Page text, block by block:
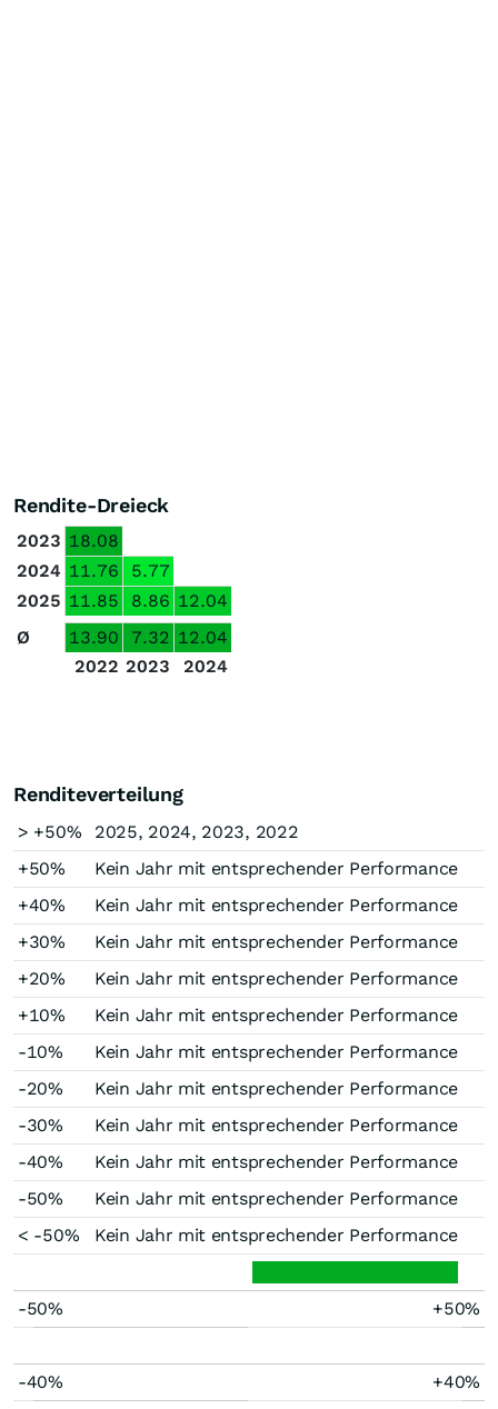
Rendite-Dreieck
2023 18.08
2024 11.76
5.77
2025 11.85 8.86 12.04
Ø
13.90 7.32 12.04
2022 2023 2024
Renditeverteilung
> +50%
2025, 2024, 2023, 2022
+50%
Kein Jahr mit entsprechender Performance
+40%
Kein Jahr mit entsprechender Performance
+30%
Kein Jahr mit entsprechender Performance
+20%
Kein Jahr mit entsprechender Performance
+10%
Kein Jahr mit entsprechender Performance
-10%
Kein Jahr mit entsprechender Performance
-20%
Kein Jahr mit entsprechender Performance
-30%
Kein Jahr mit entsprechender Performance
-40%
Kein Jahr mit entsprechender Performance
-50%
Kein Jahr mit entsprechender Performance
< -50%
Kein Jahr mit entsprechender Performance
-50% +50%
-40% +40%